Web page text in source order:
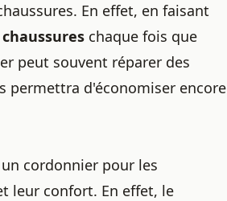
. En effet, en faisant
chaque fois que
peut souvent réparer des
permettra d'économiser encore
cordonnier pour les
leur confort. En effet, le